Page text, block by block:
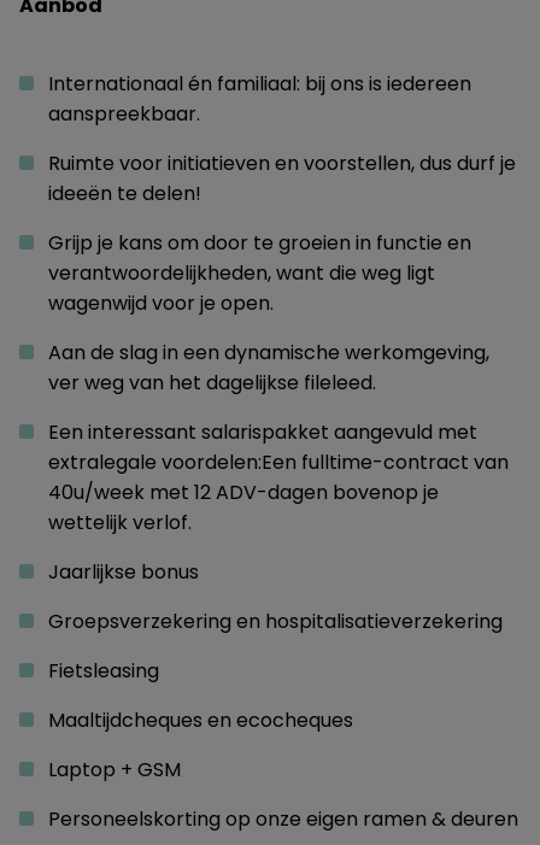
Internationaal én familiaal: bij ons is iedereen
aanspreekbaar.
Ruimte voor initiatieven en voorstellen, dus durf je
ideeën te delen!
Grijp je kans om door te groeien in functie en
verantwoordelijkheden, want die weg ligt
wagenwijd voor je open.
Aan de slag in een dynamische werkomgeving,
ver weg van het dagelijkse fileleed.
Een interessant salarispakket aangevuld met
extralegale voordelen:Een fulltime-contract van
40u/week met 12 ADV-dagen bovenop je
wettelijk verlof.
Jaarlijkse bonus
Groepsverzekering en hospitalisatieverzekering
Fietsleasing
Maaltijdcheques en ecocheques
Laptop + GSM
Personeelskorting op onze eigen ramen & deuren